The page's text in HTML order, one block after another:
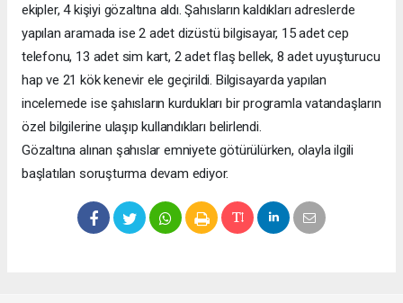
ekipler, 4 kişiyi gözaltına aldı. Şahısların kaldıkları adreslerde
yapılan aramada ise 2 adet dizüstü bilgisayar, 15 adet cep
telefonu, 13 adet sim kart, 2 adet flaş bellek, 8 adet uyuşturucu
hap ve 21 kök kenevir ele geçirildi. Bilgisayarda yapılan
incelemede ise şahısların kurdukları bir programla vatandaşların
özel bilgilerine ulaşıp kullandıkları belirlendi.
Gözaltına alınan şahıslar emniyete götürülürken, olayla ilgili
başlatılan soruşturma devam ediyor.